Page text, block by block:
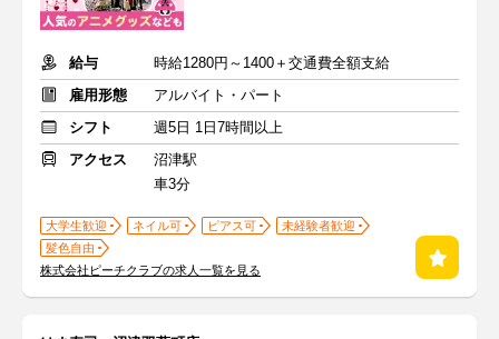
給与
時給1280円～1400＋交通費全額支給
雇用形態
アルバイト・パート
シフト
週5日 1日7時間以上
アクセス
沼津駅
車3分
大学生歓迎 ネイル可 ピアス可
未経験者歓迎
髪色自由
株式会社ピーチクラブの求人一覧を見る